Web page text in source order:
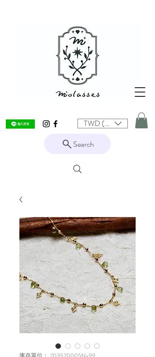
TWD (NT$)
Search